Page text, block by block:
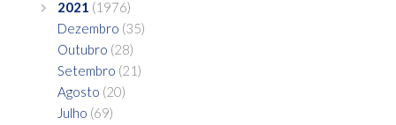
2021 (1976)
Dezembro (35)
Outubro (28)
Setembro (21)
Agosto (20)
Julho (69)